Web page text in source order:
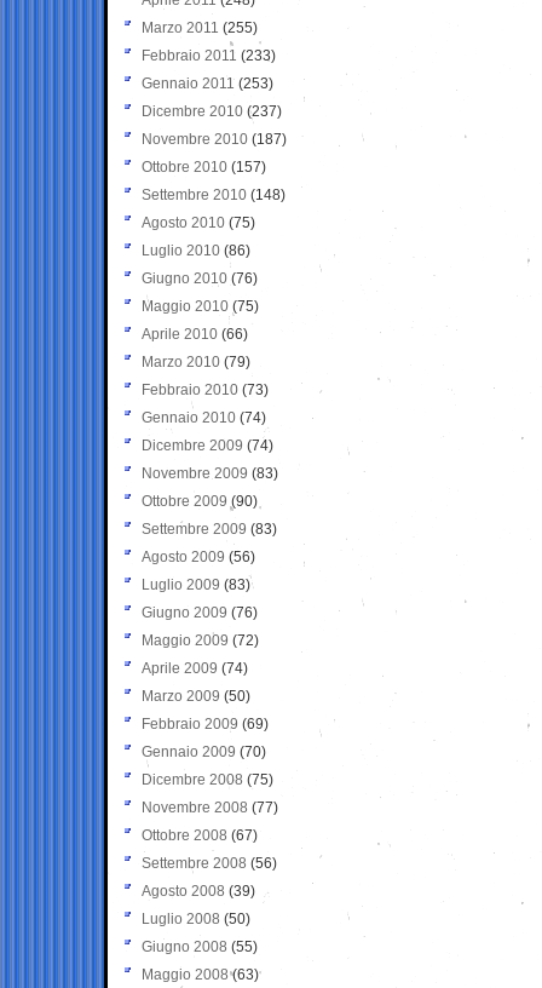
Marzo 2011 (255)
Febbraio 2011 (233)
Gennaio 2011 (253)
Dicembre 2010 (237)
Novembre 2010 (187)
Ottobre 2010 (157)
Settembre 2010 (148)
Agosto 2010 (75)
Luglio 2010 (86)
Giugno 2010 (76)
Maggio 2010 (75)
Aprile 2010 (66)
Marzo 2010 (79)
Febbraio 2010 (73)
Gennaio 2010 (74)
Dicembre 2009 (74)
Novembre 2009 (83)
Ottobre 2009 (90)
Settembre 2009 (83)
Agosto 2009 (56)
Luglio 2009 (83)
Giugno 2009 (76)
Maggio 2009 (72)
Aprile 2009 (74)
Marzo 2009 (50)
Febbraio 2009 (69)
Gennaio 2009 (70)
Dicembre 2008 (75)
Novembre 2008 (77)
Ottobre 2008 (67)
Settembre 2008 (56)
Agosto 2008 (39)
Luglio 2008 (50)
Giugno 2008 (55)
Maggio 2008(63)